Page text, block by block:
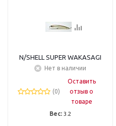
N/SHELL SUPER WAKASAGI
Нет в наличии
(0)
Оставить
отзыв о
товаре
Вес: 3.2